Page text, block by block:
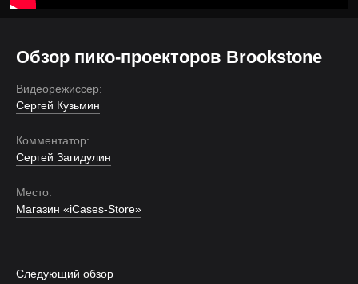
Обзор пико-проекторов Brookstone
Видеорежиссер:
Сергей Кузьмин
Комментатор:
Сергей Загидулин
Место:
Магазин «iCases-Store»
Следующий обзор